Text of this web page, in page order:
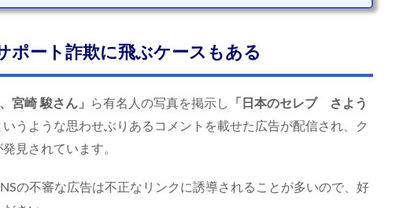
ポート詐欺に飛ぶケースもある
宮崎 駿さん」 ら有名人の写真を掲示し
「日本のセレブ さよう
いうような思わせぶりあるコメントを載せた広告が配信され、ク
見されています。
の不審な広告は不正なリンクに誘導されることが多いので、好